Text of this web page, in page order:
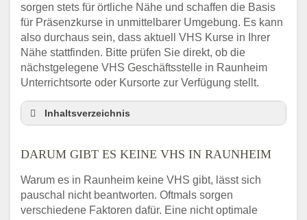
sorgen stets für örtliche Nähe und schaffen die Basis
für Präsenzkurse in unmittelbarer Umgebung. Es kann
also durchaus sein, dass aktuell VHS Kurse in Ihrer
Nähe stattfinden. Bitte prüfen Sie direkt, ob die
nächstgelegene VHS Geschäftsstelle in Raunheim
Unterrichtsorte oder Kursorte zur Verfügung stellt.
Inhaltsverzeichnis
3 schnelle Tipps
Raunheim VHS-Kurse in Ihrer Nähe
Abendschule in der Region rund um
DARUM GIBT ES KEINE VHS IN RAUNHEIM
Warum es in Raunheim keine VHS gibt, lässt sich
pauschal nicht beantworten. Oftmals sorgen
verschiedene Faktoren dafür. Eine nicht optimale